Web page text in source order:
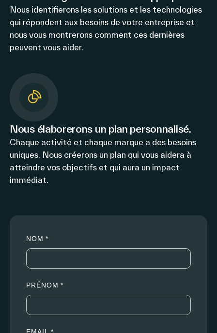
Nous identifierons les solutions et les technologies
qui répondent aux besoins de votre entreprise et
nous vous montrerons comment ces dernières
peuvent vous aider.
Nous élaborerons un plan personnalisé.
Chaque activité et chaque marque a des besoins
uniques. Nous créerons un plan qui vous aidera à
atteindre vos objectifs et qui aura un impact
immédiat.